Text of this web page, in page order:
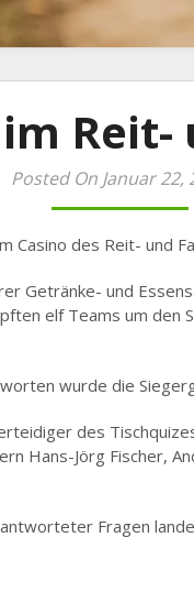
Posted On Januar 22,
Casino des Reit- und
Getränke- und
elf Teams um den
wurde die
des
Hans-Jörg Fischer,
Fragen